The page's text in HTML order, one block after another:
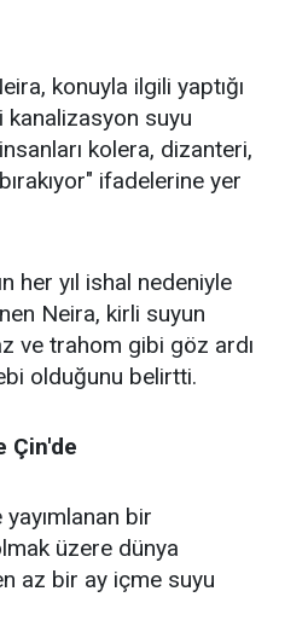
konuyla ilgili yaptığı
kanalizasyon suyu
kolera, dizanteri,
ifadelerine yer
her yıl ishal nedeniyle
Neira, kirli suyun
ve trahom gibi göz ardı
olduğunu belirtti.
Çin'de
bir
üzere dünya
az bir ay içme suyu